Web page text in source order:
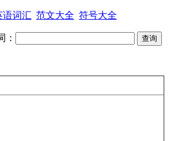
语词汇 范文大全 符号大全
：